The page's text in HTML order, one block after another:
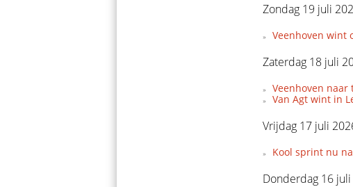
Zondag 19 juli
Veenhoven wint
Zaterdag 18 juli
Veenhoven naar
Van Agt wint in
Vrijdag 17 juli
Kool sprint nu
Donderdag 16